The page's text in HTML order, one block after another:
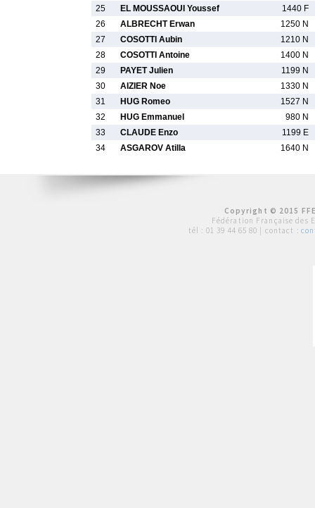
25
EL MOUSSAOUI Youssef
1440 F
26
ALBRECHT Erwan
1250 N
27
COSOTTI Aubin
1210 N
28
COSOTTI Antoine
1400 N
29
PAYET Julien
1199 N
30
AIZIER Noe
1330 N
31
HUG Romeo
1527 N
32
HUG Emmanuel
980 N
33
CLAUDE Enzo 1199 E
34
ASGAROV Atilla 1640 N
Copyright © 2015
Fédération Française des
tél : 01 39 44 65 80 | contact :